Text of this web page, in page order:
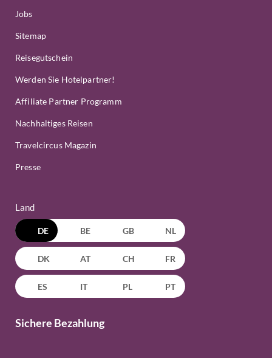
Jobs
Sitemap
Reisegutschein
Werden Sie Hotelpartner!
Affiliate Partner Programm
Nachhaltiges Reisen
Travelcircus Magazin
Presse
Land
DE BE GB NL
DK AT CH FR
ES IT PL PT
Sichere Bezahlung